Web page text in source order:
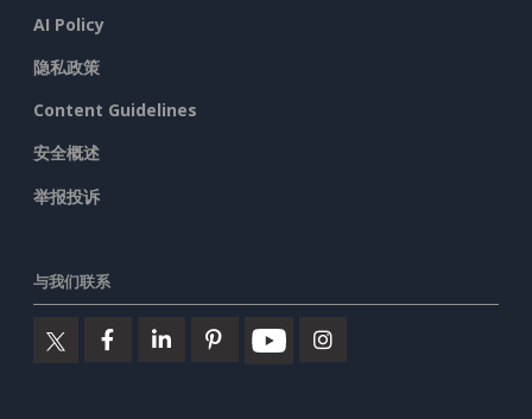
AI Policy
隐私政策
Content Guidelines
安全概述
举报投诉
与我们联系